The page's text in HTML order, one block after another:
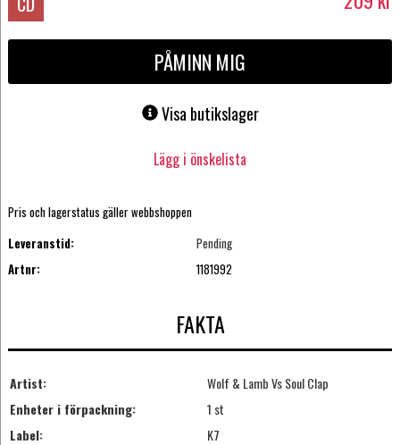
PÅMINN MIG
Visa butikslager
Lägg i önskelista
Pris och lagerstatus gäller webbshoppen
Leveranstid:
Pending
Artnr:
1181992
FAKTA
Artist:
Wolf & Lamb Vs Soul Clap
Enheter i förpackning:
1 st
Label:
K7